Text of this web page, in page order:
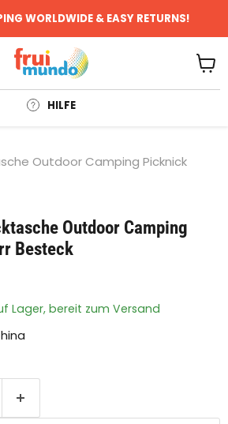
WORLDWIDE & EASY RETURNS!
HILFE
Outdoor Camping Picknick
Outdoor Camping
Besteck
Lager, bereit zum Versand